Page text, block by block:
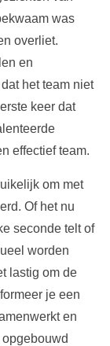
was
overliet.
en
het team niet
keer dat
effectief team.
om met
Of het nu
seconde telt of
worden
lastig om de
je een
en